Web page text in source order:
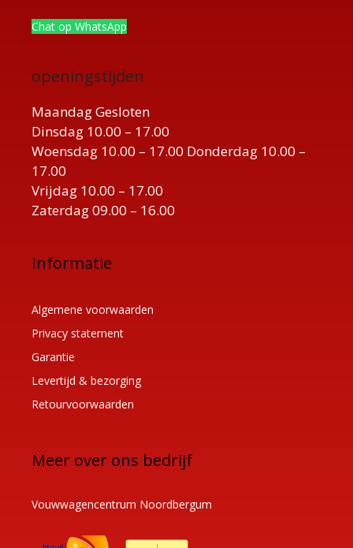
Chat op WhatsApp
openingstijden
Maandag Gesloten
Dinsdag 10.00 – 17.00
Woensdag 10.00 – 17.00 Donderdag 10.00 –
17.00
Vrijdag 10.00 – 17.00
Zaterdag 09.00 – 16.00
Informatie
Algemene voorwaarden
Privacy statement
Garantie
Levertijd & bezorging
Retourvoorwaarden
Meer over ons bedrijf
Vouwwagencentrum Noordbergum